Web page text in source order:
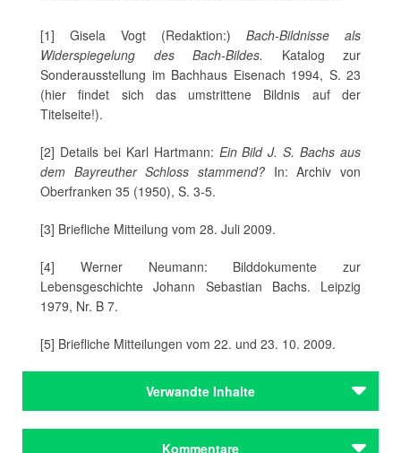
[1] Gisela Vogt (Redaktion:) Bach-Bildnisse als
Widerspiegelung des Bach-Bildes. Katalog zur
Sonderausstellung im Bachhaus Eisenach 1994, S. 23
(hier findet sich das umstrittene Bildnis auf der
Titelseite!).
[2] Details bei Karl Hartmann: Ein Bild J. S. Bachs aus
dem Bayreuther Schloss stammend? In: Archiv von
Oberfranken 35 (1950), S. 3-5.
[3] Briefliche Mitteilung vom 28. Juli 2009.
[4] Werner Neumann: Bilddokumente zur
Lebensgeschichte Johann Sebastian Bachs. Leipzig
1979, Nr. B 7.
[5] Briefliche Mitteilungen vom 22. und 23. 10. 2009.
Verwandte Inhalte
Kommentare